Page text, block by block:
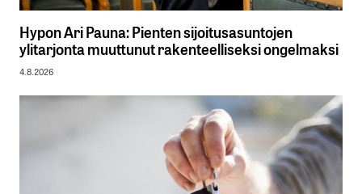
Hypon Ari Pauna: Pienten sijoitusasuntojen
ylitarjonta muuttunut rakenteelliseksi ongelmaksi
4.8.2026